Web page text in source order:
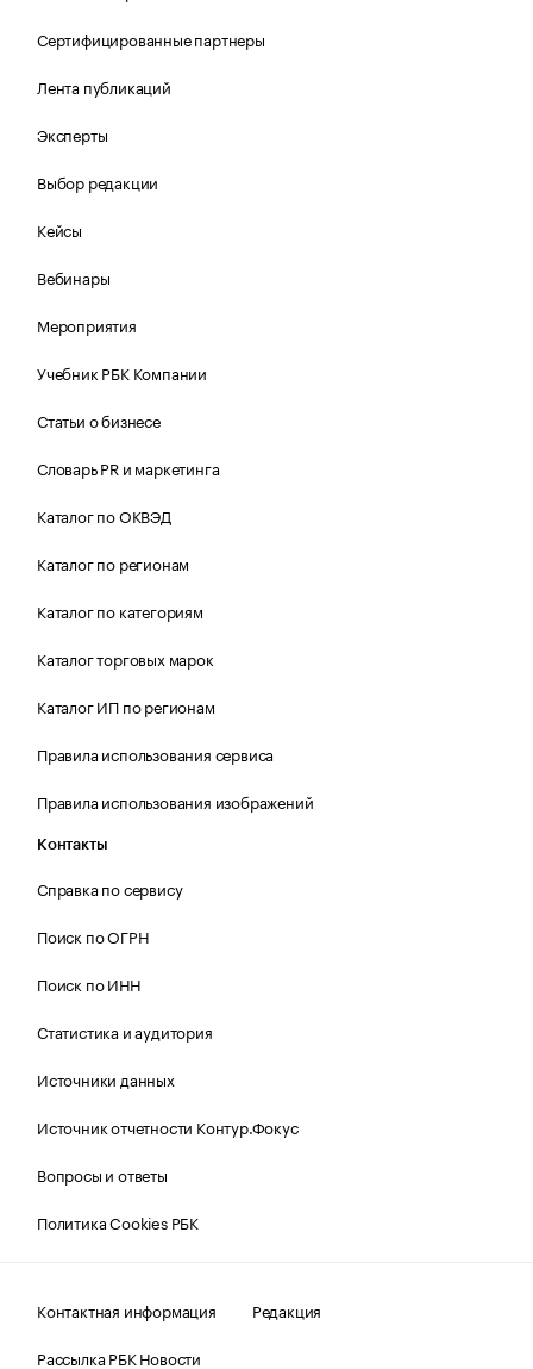
Сертифицированные партнеры
Лента публикаций
Эксперты
Выбор редакции
Кейсы
Вебинары
Мероприятия
Учебник РБК Компании
Статьи о бизнесе
Словарь PR и маркетинга
Каталог по ОКВЭД
Каталог по регионам
Каталог по категориям
Каталог торговых марок
Каталог ИП по регионам
Правила использования сервиса
Правила использования изображений
Контакты
Справка по сервису
Поиск по ОГРН
Поиск по ИНН
Статистика и аудитория
Источники данных
Источник отчетности Контур.Фокус
Вопросы и ответы
Политика Cookies РБК
Контактная информация
Редакция
Рассылка РБК Новости